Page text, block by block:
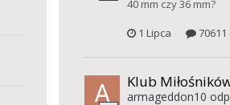
40 mm czy 36 mm?
1 Lipca
70611
Klub
armageddon10